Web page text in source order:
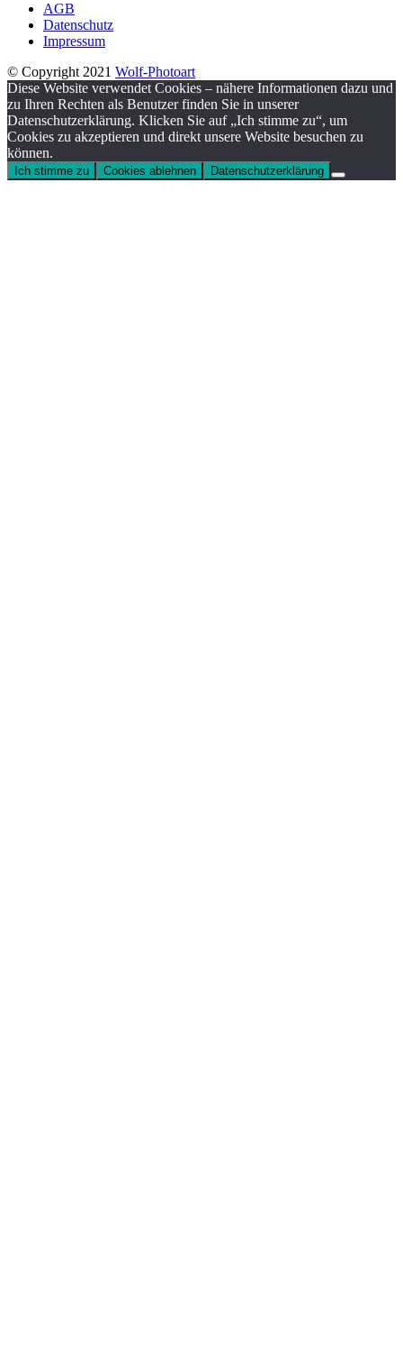
AGB
Datenschutz
Impressum
© Copyright 2021 Wolf-Photoart
Diese Website verwendet Cookies – nähere Informationen dazu und
zu Ihren Rechten als Benutzer finden Sie in unserer
Datenschutzerklärung. Klicken Sie auf „Ich stimme zu“, um
Cookies zu akzeptieren und direkt unsere Website besuchen zu
können.
Ich stimme zu Cookies ablehnen Datenschutzerklärung